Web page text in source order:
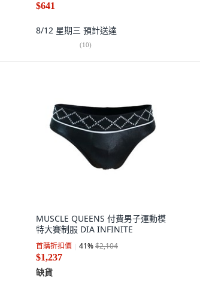
$641
8/12 星期三 預計送達
(10)
MUSCLE QUEENS 付費男子運動模
特大賽制服 DIA INFINITE
首購折扣價 41%$2,104
$1,237
缺貨